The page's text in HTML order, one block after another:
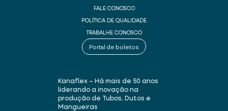
FALE CONOSCO
POLÍTICA DE QUALIDADE
TRABALHE CONOSCO
Portal de boletos
Kanaflex – Há mais de 50 anos
liderando a inovação na
produção de Tubos, Dutos e
Mangueiras